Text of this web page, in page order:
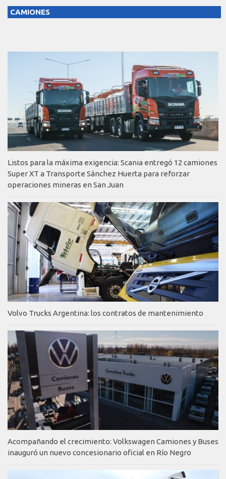
CAMIONES
Listos para la máxima exigencia: Scania entregó 12 camiones
Super XT a Transporte Sánchez Huerta para reforzar
operaciones mineras en San Juan
Volvo Trucks Argentina: los contratos de mantenimiento
Acompañando el crecimiento: Volkswagen Camiones y Buses
inauguró un nuevo concesionario oficial en Río Negro